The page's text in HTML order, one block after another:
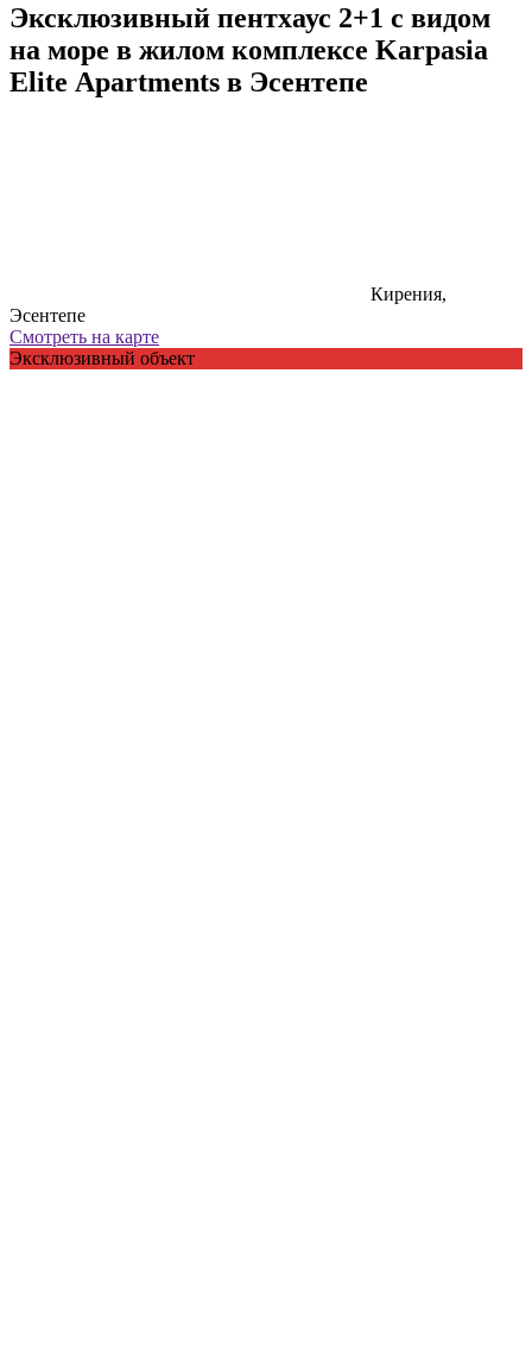
Эксклюзивный пентхаус 2+1 c видом
на море в жилом комплексе Kаrраsia
Elitе Apartments в Эсентепе
Кирения,
Эсентепе
Смотреть на карте
Эксклюзивный объект